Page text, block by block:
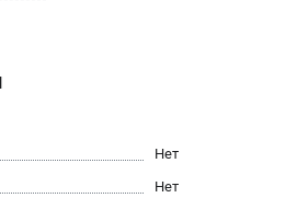
Нет
Нет